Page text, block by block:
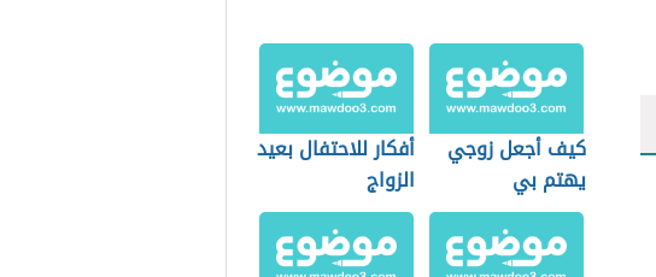
كيف أجعل زوجي
يهتم بي
أفكار للاحتفال بعيد
الزواج